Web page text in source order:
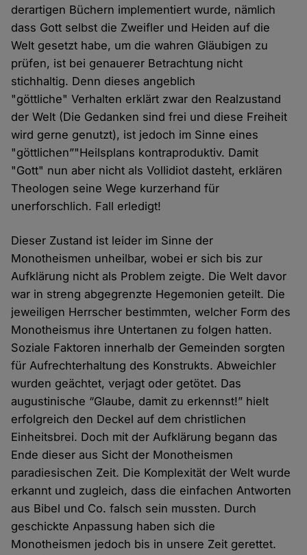
derartigen Büchern implementiert wurde, nämlich
dass Gott selbst die Zweifler und Heiden auf die
Welt gesetzt habe, um die wahren Gläubigen zu
prüfen, ist bei genauerer Betrachtung nicht
stichhaltig. Denn dieses angeblich
"göttliche" Verhalten erklärt zwar den Realzustand
der Welt (Die Gedanken sind frei und diese Freiheit
wird gerne genutzt), ist jedoch im Sinne eines
"göttlichen”"Heilsplans kontraproduktiv. Damit
"Gott" nun aber nicht als Vollidiot dasteht, erklären
Theologen seine Wege kurzerhand für
unerforschlich. Fall erledigt!
Dieser Zustand ist leider im Sinne der
Monotheismen unheilbar, wobei er sich bis zur
Aufklärung nicht als Problem zeigte. Die Welt davor
war in streng abgegrenzte Hegemonien geteilt. Die
jeweiligen Herrscher bestimmten, welcher Form des
Monotheismus ihre Untertanen zu folgen hatten.
Soziale Faktoren innerhalb der Gemeinden sorgten
für Aufrechterhaltung des Konstrukts. Abweichler
wurden geächtet, verjagt oder getötet. Das
augustinische “Glaube, damit zu erkennst!” hielt
erfolgreich den Deckel auf dem christlichen
Einheitsbrei. Doch mit der Aufklärung begann das
Ende dieser aus Sicht der Monotheismen
paradiesischen Zeit. Die Komplexität der Welt wurde
erkannt und zugleich, dass die einfachen Antworten
aus Bibel und Co. falsch sein mussten. Durch
geschickte Anpassung haben sich die
Monotheismen jedoch bis in unsere Zeit gerettet.